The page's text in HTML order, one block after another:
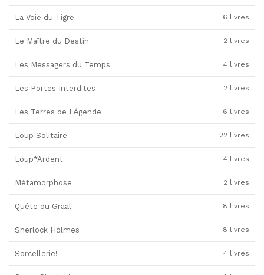
La Voie du Tigre 6 livres
Le Maître du Destin 2 livres
Les Messagers du Temps 4 livres
Les Portes Interdites 2 livres
Les Terres de Légende 6 livres
Loup Solitaire 22 livres
Loup*Ardent 4 livres
Métamorphose 2 livres
Quête du Graal 8 livres
Sherlock Holmes 8 livres
Sorcellerie! 4 livres